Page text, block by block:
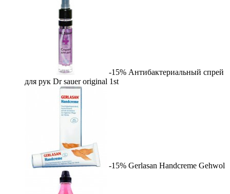
-15% Антибактериальный спрей
для рук Dr sauer original 1st
-15% Gerlasan Handcreme Gehwol